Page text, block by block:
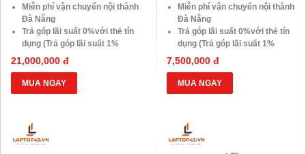
Miễn phí vận chuyển nội thành
Đà Nẵng
Trả góp lãi suất 0%với thẻ tín
dụng (Trả góp lãi suất 1%
HDsaison - chỉ cần CMND
BLX hoặc hộ khẩu gốc )
Giảm 20%khi nâng cấp Ram-
SSD
10.000 Voucher Giảm
Giá 500.000đ
21,000,000 đ
MUA NGAY
Miễn phí vận chuyển nội thành
Đà Nẵng
Trả góp lãi suất 0%với thẻ tín
dụng (Trả góp lãi suất 1%
HDsaison - chỉ cần CMND
BLX hoặc hộ khẩu gốc )
Giảm 20%khi nâng cấp Ram-
SSD
10.000 Voucher Giảm
Giá 500.000đ
7,500,000 đ
MUA NGAY